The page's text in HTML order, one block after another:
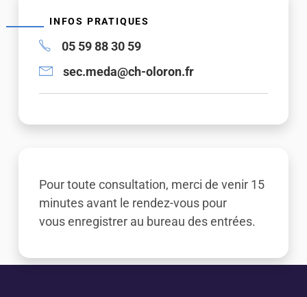
INFOS PRATIQUES
05 59 88 30 59
sec.meda@ch-oloron.fr
Pour toute consultation, merci de venir 15
minutes avant le rendez-vous pour
vous enregistrer au bureau des entrées.